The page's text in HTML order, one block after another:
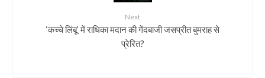
Next
‘कच्चे लिंबू’ में राधिका मदान की गेंदबाजी जसप्रीत बुमराह से
प्रेरित?